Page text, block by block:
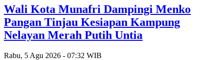
Wali Kota Munafri Dampingi Menko
Pangan Tinjau Kesiapan Kampung
Nelayan Merah Putih Untia
Rabu, 5 Agu 2026 - 07:32 WIB